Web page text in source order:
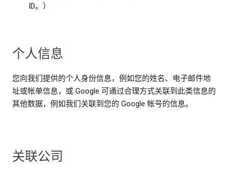
ID。）
个人信息
您向我们提供的个人身份信息，例如您的姓名、电子邮件地
址或帐单信息，或 Google 可通过合理方式关联到此类信息的
其他数据，例如我们关联到您的 Google 帐号的信息。
关联公司